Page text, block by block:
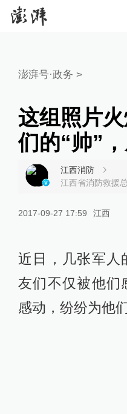
澎湃号·政务 >
这组照片
们的“帅”
江西消防
江西省消防救援
2017-09-27 17:59 江西
近日，几张军人
友们不仅被他们
感动，纷纷为他